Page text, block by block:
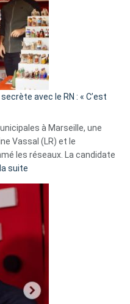
Algérie
avec le RN : « C’est
à Marseille, une
Vassal (LR) et le
les réseaux. La candidate
suite
d’alliance
secrète